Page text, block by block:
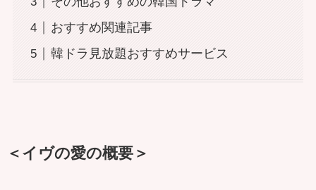
おすすめ関連記事
韓ドラ見放題おすすめサービス
＜イヴの愛の概要＞